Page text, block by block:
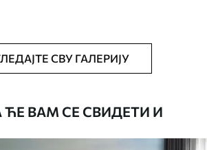
Тапета се може нежно очистити меким
сунђером. Позадине са завршном
водом.
СВУ ГАЛЕРИЈУ
ВАМ СЕ СВИДЕТИ И